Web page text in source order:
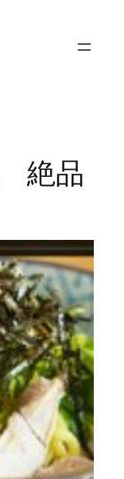
絶品